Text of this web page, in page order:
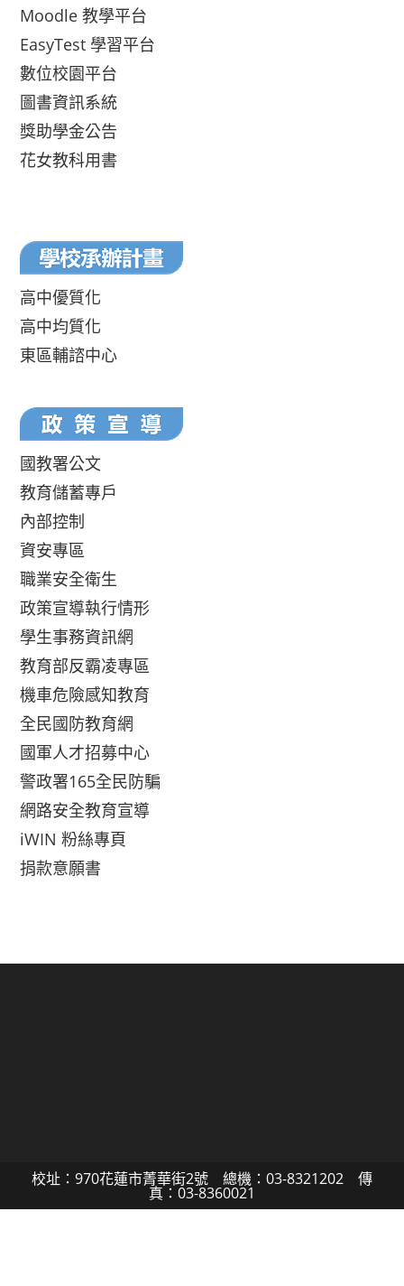
Moodle 教學平台
EasyTest 學習平台
數位校園平台
圖書資訊系統
獎助學金公告
花女教科用書
高中優質化
高中均質化
東區輔諮中心
國教署公文
教育儲蓄專戶
內部控制
資安專區
職業安全衛生
政策宣導執行情形
學生事務資訊網
教育部反霸凌專區
機車危險感知教育
全民國防教育網
國軍人才招募中心
警政署165全民防騙
網路安全教育宣導
iWIN 粉絲專頁
捐款意願書
校址：970花蓮市菁華街2號 總機：03-8321202 傳
真：03-8360021